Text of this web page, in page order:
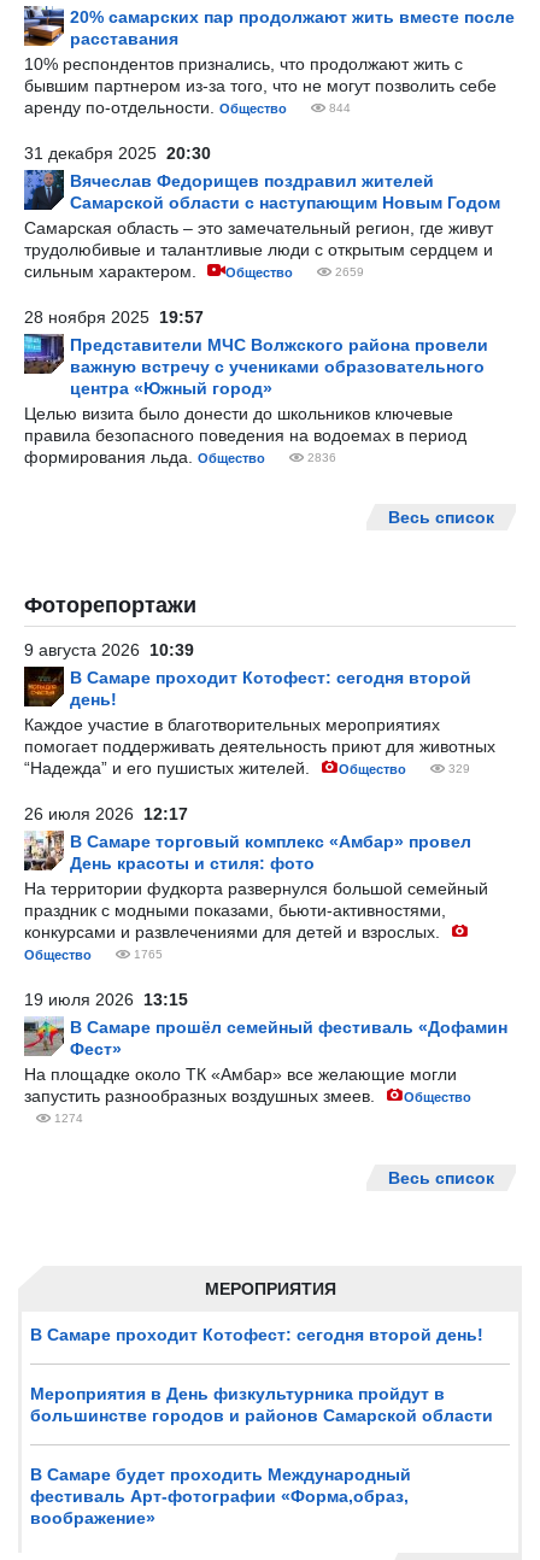
МЕРОПРИЯТИЯ
В Самаре проходит Котофест: сегодня второй день!
Мероприятия в День физкультурника пройдут в
большинстве городов и районов Самарской области
В Самаре будет проходить Международный
фестиваль Арт-фотографии «Форма,образ,
воображение»
20% самарских пар продолжают жить вместе после
расставания
10% респондентов признались, что продолжают жить с
бывшим партнером из-за того, что не могут позволить себе
аренду по-отдельности.
Общество 844
31 декабря 2025 20:30
Вячеслав Федорищев поздравил жителей
Самарской области с наступающим Новым Годом
Самарская область – это замечательный регион, где живут
трудолюбивые и талантливые люди с открытым сердцем и
сильным характером.
Общество 2659
28 ноября 2025 19:57
Представители МЧС Волжского района провели
важную встречу с учениками образовательного
центра «Южный город»
Целью визита было донести до школьников ключевые
правила безопасного поведения на водоемах в период
формирования льда.
Общество 2836
Весь список
Фоторепортажи
9 августа 2026 10:39
В Самаре проходит Котофест: сегодня второй
день!
Каждое участие в благотворительных мероприятиях
помогает поддерживать деятельность приют для животных
“Надежда” и его пушистых жителей.
Общество 329
26 июля 2026 12:17
В Самаре торговый комплекс «Амбар» провел
День красоты и стиля: фото
На территории фудкорта развернулся большой семейный
праздник с модными показами, бьюти-активностями,
конкурсами и развлечениями для детей и взрослых.
Общество 1765
19 июля 2026 13:15
В Самаре прошёл семейный фестиваль «Дофамин
Фест»
На площадке около ТК «Амбар» все желающие могли
запустить разнообразных воздушных змеев.
Общество
1274
Весь список